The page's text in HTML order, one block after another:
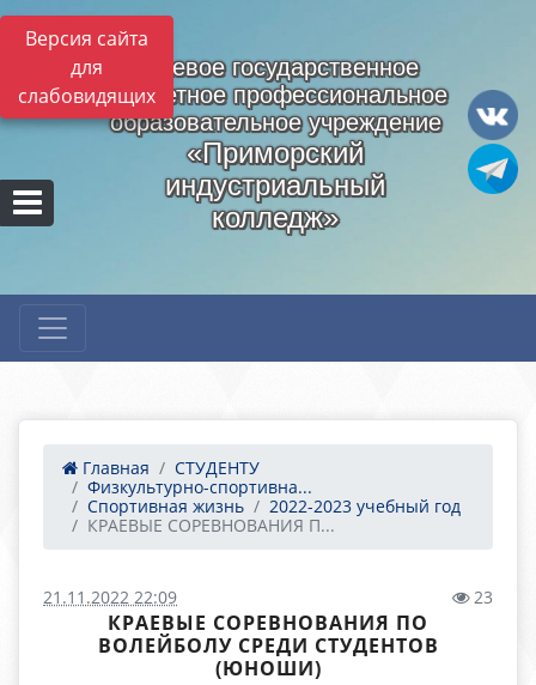
Версия сайта
для
слабовидящих
Краевое государственное
бюджетное профессиональное
образовательное учреждение
«Приморский
индустриальный
колледж»
Главная
СТУДЕНТУ
Физкультурно-спортивна...
Спортивная жизнь
2022-2023 учебный год
КРАЕВЫЕ СОРЕВНОВАНИЯ П...
21.11.2022 22:09 23
КРАЕВЫЕ СОРЕВНОВАНИЯ ПО
ВОЛЕЙБОЛУ СРЕДИ СТУДЕНТОВ
(ЮНОШИ)